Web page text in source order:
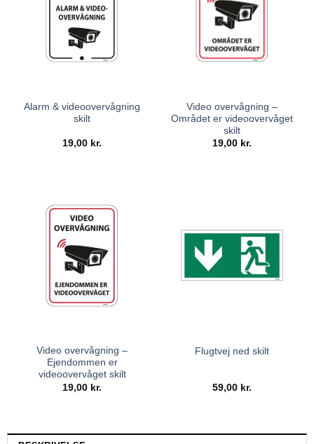
Alarm & videoovervågning
skilt
19,00 kr.
Video overvågning –
Området er videoovervåget
skilt
19,00 kr.
Video overvågning –
Ejendommen er
videoovervåget skilt
19,00 kr.
Flugtvej ned skilt
59,00 kr.